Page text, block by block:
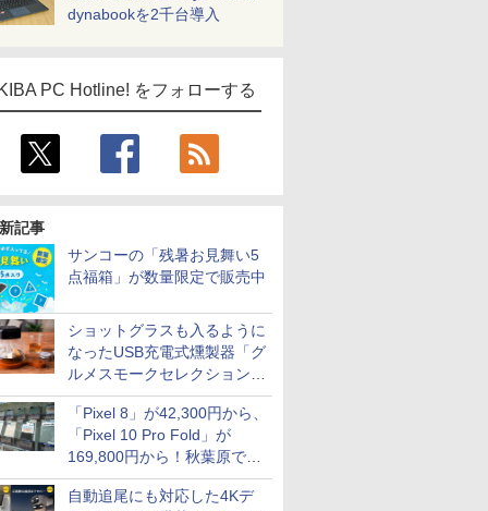
dynabookを2千台導入
PC Hotline! をフォローする
記事
サンコーの「残暑お見舞い5
点福箱」が数量限定で販売中
ショットグラスも入るように
なったUSB充電式燻製器「グ
ルメスモークセレクション
2」がサンコーから
「Pixel 8」が42,300円から、
「Pixel 10 Pro Fold」が
169,800円から！秋葉原で中
古のPixelシリーズがお買い得
自動追尾にも対応した4Kデ